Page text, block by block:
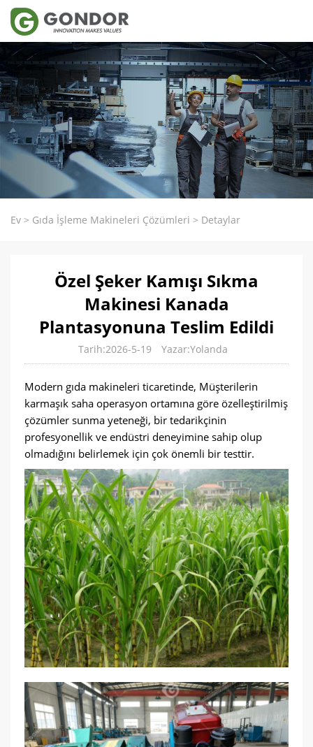
Ev > Gıda İşleme Makineleri Çözümleri > Detaylar
Özel Şeker Kamışı Sıkma
Makinesi Kanada
Plantasyonuna Teslim Edildi
Tarih:2026-5-19 Yazar:Yolanda
Modern gıda makineleri ticaretinde, Müşterilerin
karmaşık saha operasyon ortamına göre özelleştirilmiş
çözümler sunma yeteneği, bir tedarikçinin
profesyonellik ve endüstri deneyimine sahip olup
olmadığını belirlemek için çok önemli bir testtir.